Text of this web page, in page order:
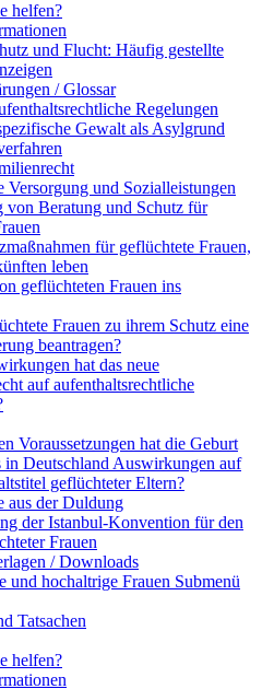
helfen?
und Flucht: Häufig gestellte
/ Glossar
Regelungen
Gewalt als Asylgrund
Versorgung und Sozialleistungen
von Beratung und Schutz für
für geflüchtete Frauen,
leben
geflüchteten Frauen ins
Frauen zu ihrem Schutz eine
beantragen?
hat das neue
auf aufenthaltsrechtliche
Voraussetzungen hat die Geburt
in Deutschland Auswirkungen auf
geflüchteter Eltern?
aus der Duldung
der Istanbul-Konvention für den
Frauen
/ Downloads
und hochaltrige Frauen Submenü
Tatsachen
helfen?